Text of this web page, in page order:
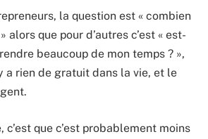
la question est « combien
alors que pour d’autres c’est « est-
beaucoup de mon temps ? »,
a rien de gratuit dans la vie, et le
c’est que c’est probablement moins